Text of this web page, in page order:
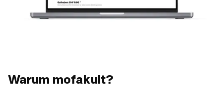
Warum mofakult?